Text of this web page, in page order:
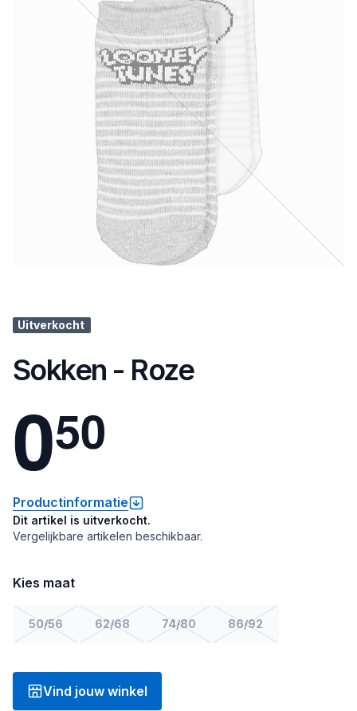
Uitverkocht
Sokken - Roze
050
Productinformatie
Dit artikel is uitverkocht.
Vergelijkbare artikelen beschikbaar.
Kies maat
50/56 62/68 74/80 86/92
Vind jouw winkel